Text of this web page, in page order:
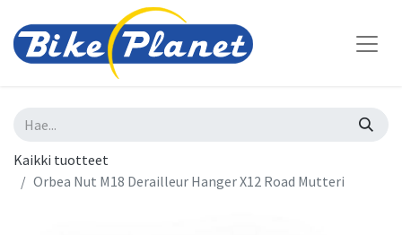
Kaikki tuotteet
Orbea Nut M18 Derailleur Hanger X12 Road Mutteri